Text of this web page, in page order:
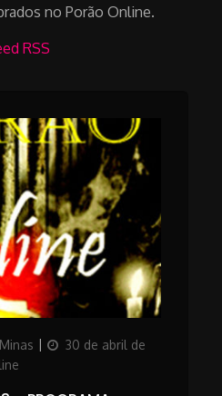
no Porão Online.
RSS
Posted
30 de abril de